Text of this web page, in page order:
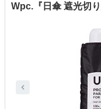
Wpc.『日傘 遮光切